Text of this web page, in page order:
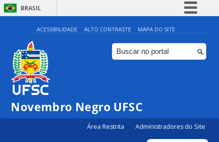
BRASIL
Simplifique!
Comunica BR
Participe
ACESSIBILIDADE ALTO CONTRASTE MAPA DO SITE
Novembro Negro UFSC
Área Restrita Administradores do Site